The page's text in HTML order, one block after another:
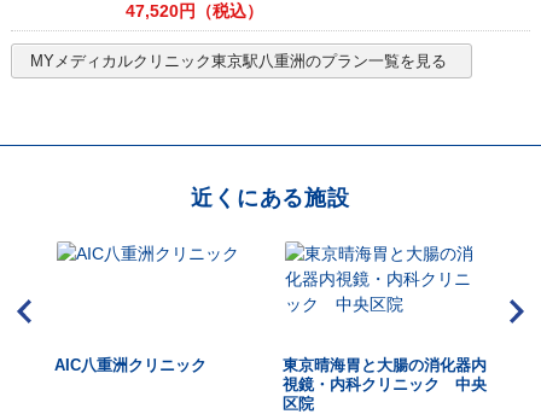
47,520円（税込）
MYメディカルクリニック東京駅八重洲のプラン一覧を見る
近くにある施設
AIC八重洲クリニック
東京晴海胃と大腸の消化器内
視鏡・内科クリニック 中央
区院